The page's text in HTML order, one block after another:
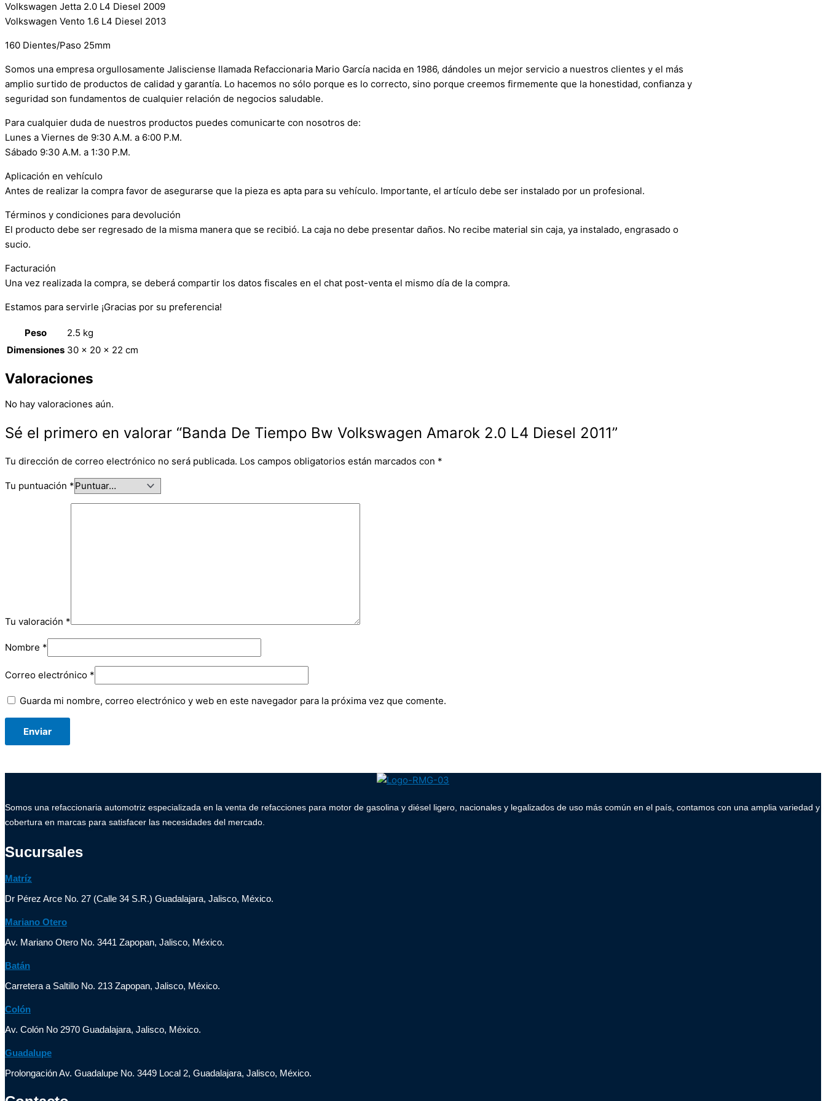
Volkswagen Jetta 2.0 L4 Diesel 2009
Volkswagen Vento 1.6 L4 Diesel 2013
160 Dientes/Paso 25mm
Somos una empresa orgullosamente Jalisciense llamada Refaccionaria Mario García nacida en 1986, dándoles un mejor servicio a nuestros clientes y el más
amplio surtido de productos de calidad y garantía. Lo hacemos no sólo porque es lo correcto, sino porque creemos firmemente que la honestidad, confianza y
seguridad son fundamentos de cualquier relación de negocios saludable.
Para cualquier duda de nuestros productos puedes comunicarte con nosotros de:
Lunes a Viernes de 9:30 A.M. a 6:00 P.M.
Sábado 9:30 A.M. a 1:30 P.M.
Aplicación en vehículo
Antes de realizar la compra favor de asegurarse que la pieza es apta para su vehículo. Importante, el artículo debe ser instalado por un profesional.
Términos y condiciones para devolución
El producto debe ser regresado de la misma manera que se recibió. La caja no debe presentar daños. No recibe material sin caja, ya instalado, engrasado o
sucio.
Facturación
Una vez realizada la compra, se deberá compartir los datos fiscales en el chat post-venta el mismo día de la compra.
Estamos para servirle ¡Gracias por su preferencia!
Peso
2.5 kg
Dimensiones 30 × 20 × 22 cm
Valoraciones
No hay valoraciones aún.
Sé el primero en valorar “Banda De Tiempo Bw Volkswagen Amarok 2.0 L4 Diesel 2011”
Tu dirección de correo electrónico no será publicada. Los campos obligatorios están marcados con *
Tu puntuación *
Tu valoración *
Nombre *
Correo electrónico *
Guarda mi nombre, correo electrónico y web en este navegador para la próxima vez que comente.
Somos una refaccionaria automotriz especializada en la venta de refacciones para motor de gasolina y diésel ligero, nacionales y legalizados de uso más común en el país, contamos con una amplia variedad y
cobertura en marcas para satisfacer las necesidades del mercado.
Sucursales
Matríz
Dr Pérez Arce No. 27 (Calle 34 S.R.) Guadalajara, Jalisco, México.
Mariano Otero
Av. Mariano Otero No. 3441 Zapopan, Jalisco, México.
Batán
Carretera a Saltillo No. 213 Zapopan, Jalisco, México.
Colón
Av. Colón No 2970 Guadalajara, Jalisco, México.
Guadalupe
Prolongación Av. Guadalupe No. 3449 Local 2, Guadalajara, Jalisco, México.